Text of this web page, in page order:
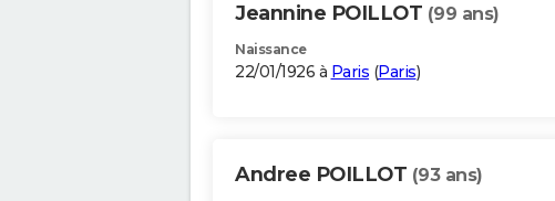
Jeannine POILLOT (99 ans)
Naissance
22/01/1926 à Paris (Paris)
Andree POILLOT (93 ans)